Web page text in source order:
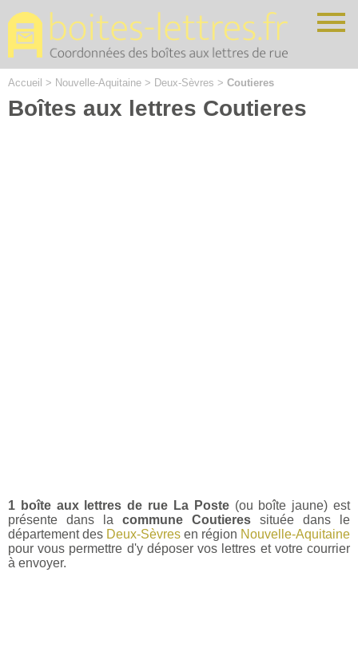
Accueil > Nouvelle-Aquitaine > Deux-Sèvres > Coutieres
Boîtes aux lettres Coutieres
1 boîte aux lettres de rue La Poste(ou boîte jaune) est
présente dans la commune Coutieres située dans le
département des Deux-Sèvres en région Nouvelle-Aquitaine
pour vous permettre d'y déposer vos lettres et votre courrier
à envoyer.